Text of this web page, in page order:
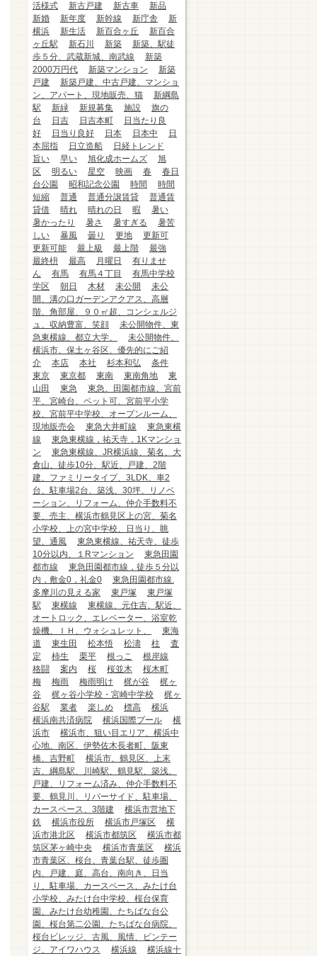
活様式
新古戸建 新古車
新品
新婚
新年度 新幹線 新庁舎
新
横浜
新生活 新百合ヶ丘
新百合
ヶ丘駅
新石川 新築
新築、駅徒
歩５分、武蔵新城、南武線
新築
2000万円代
新築マンション
新築
戸建
新築戸建、中古戸建、マンショ
ン、アパート、現地販売、猫
新綱島
駅
新緑 新規募集 施設
旗の
台
日吉 日吉本町
日当たり良
好
日当り良好 日本 日本中
日
本屈指
日立造船
日経トレンド
旨い
早い 旭化成ホームズ
旭
区
明るい 星空 映画 春
春日
台公園
昭和記念公園 時間
時間
短縮
普通 普通分譲賃貸
普通賃
貸借
晴れ 晴れの日 暇
暑い
暑かったり
暑さ 暑すぎる
暑苦
しい
暴風 曇り 更地
更新可
更新可能
最上級 最上階
最強
最終枡
最高 月曜日
有りませ
ん
有馬 有馬４丁目
有馬中学校
学区
朝日 木材 未公開
未公
開、溝の口ガーデンアクアス、高層
階、角部屋、９０㎡超、コンシェルジ
ュ、収納豊富、笑顔
未公開物件、東
急東横線、都立大学、
未公開物件、
横浜市、保土ヶ谷区、優先的にご紹
介
本店 本社 杉本和弘
条件
東京
東京都 東南 東南角地
東
山田
東急
東急、田園都市線、宮前
平、宮崎台、ペット可、宮前平小学
校、宮前平中学校、オープンルーム、
現地販売会
東急大井町線
東急東横
線
東急東横線，祐天寺，1Kマンショ
ン
東急東横線、JR横浜線、菊名、大
倉山、徒歩10分、駅近、戸建、2階
建、ファミリータイプ、3LDK、車2
台、駐車場2台、築浅、30坪、リノベ
ーション、リフォーム、仲介手数料不
要、売主、横浜市鶴見区上の宮、菊名
小学校、上の宮中学校、日当り、眺
望、通風
東急東横線、祐天寺、徒歩
10分以内、１Rマンション
東急田園
都市線
東急田園都市線，徒歩５分以
内，敷金0，礼金0
東急田園都市線.
多摩川の見える家
東戸塚
東戸塚
駅
東横線
東横線、元住吉、駅近、
オートロック、エレベーター、浴室乾
燥機、ＩＨ、ウォシュレット、
東海
道
東生田 松本悟 松濤 柱
査
定
柿生 栗平 根っこ
根岸線
格闘
案内 桜 桜並木
桜木町
梅
梅雨 梅雨明け 梶が谷
梶ヶ
谷
梶ヶ谷小学校・宮崎中学校
梶ヶ
谷駅
業者 楽しめ 標高
横浜
横浜南共済病院
横浜国際プール
横
浜市
横浜市、狙い目エリア、横浜中
心地、南区、伊勢佐木長者町、阪東
橋、吉野町
横浜市、鶴見区、上末
吉、綱島駅、川崎駅、鶴見駅、築浅、
戸建、リフォーム済み、仲介手数料不
要、鶴見川、リバーサイド、駐車場、
カースペース、3階建
横浜市営地下
鉄
横浜市役所 横浜市戸塚区
横
浜市港北区
横浜市都筑区
横浜市都
筑区茅ヶ崎中央
横浜市青葉区
横浜
市青葉区、桜台、青葉台駅、徒歩圏
内、戸建、庭、高台、南向き、日当
り、駐車場、カースペース、みたけ台
小学校、みたけ台中学校、桜台保育
園、みたけ台幼稚園、たちばな台公
園、桜台第二公園、たちばな台病院、
桜台ビレッジ、古風、風情、ビンテー
ジ、アイワハウス
横浜線
横浜線十